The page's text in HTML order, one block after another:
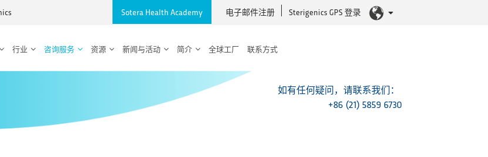
Sotera Health Academy 电子邮件注册 Sterigenics GPS 登录
行业 咨询服务 资源 新闻与活动 简介 全球工厂 联系方式
如有任何疑问，请联系我们：
+86 (21) 5859 6730